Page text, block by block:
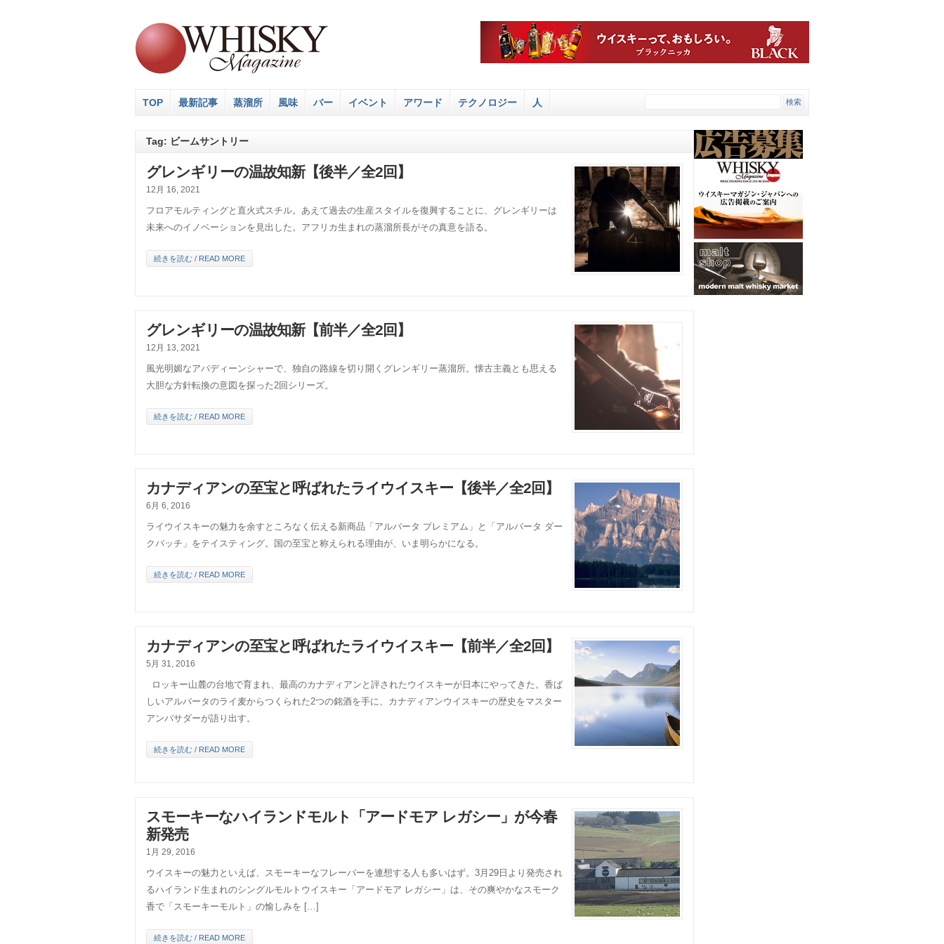
TOP 最新記事 蒸溜所 風味 バー イベント アワード テクノロジー 人
Tag: ビームサントリー
グレンギリーの温故知新【後半／全2回】
12月 16, 2021
フロアモルティングと直火式スチル。あえて過去の生産スタイルを復興することに、グレンギリーは
未来へのイノベーションを見出した。アフリカ生まれの蒸溜所長がその真意を語る。
続きを読む / READ MORE
グレンギリーの温故知新【前半／全2回】
12月 13, 2021
風光明媚なアバディーンシャーで、独自の路線を切り開くグレンギリー蒸溜所。懐古主義とも思える
大胆な方針転換の意図を探った2回シリーズ。
続きを読む / READ MORE
カナディアンの至宝と呼ばれたライウイスキー【後半／全2回】
6月 6, 2016
ライウイスキーの魅力を余すところなく伝える新商品「アルバータ プレミアム」と「アルバータ ダー
クバッチ」をテイスティング。国の至宝と称えられる理由が、いま明らかになる。
続きを読む / READ MORE
カナディアンの至宝と呼ばれたライウイスキー【前半／全2回】
5月 31, 2016
ロッキー山麓の台地で育まれ、最高のカナディアンと評されたウイスキーが日本にやってきた。香ば
しいアルバータのライ麦からつくられた2つの銘酒を手に、カナディアンウイスキーの歴史をマスター
アンバサダーが語り出す。
続きを読む / READ MORE
スモーキーなハイランドモルト「アードモア レガシー」が今春
新発売
1月 29, 2016
ウイスキーの魅力といえば、スモーキーなフレーバーを連想する人も多いはず。3月29日より発売され
るハイランド生まれのシングルモルトウイスキー「アードモア レガシー」は、その爽やかなスモーク
香で「スモーキーモルト」の愉しみを […]
続きを読む / READ MORE